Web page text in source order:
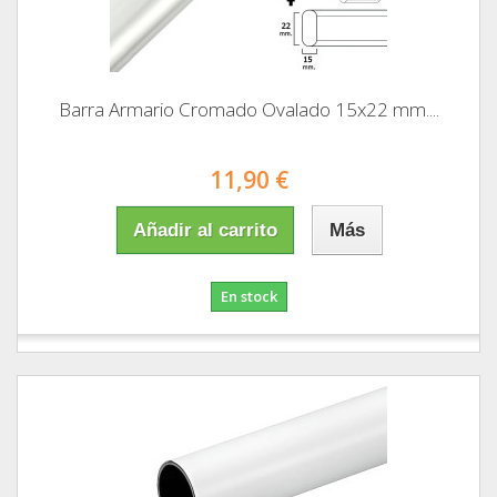
Barra Armario Cromado Ovalado 15x22 mm....
11,90 €
Añadir al carrito Más
En stock